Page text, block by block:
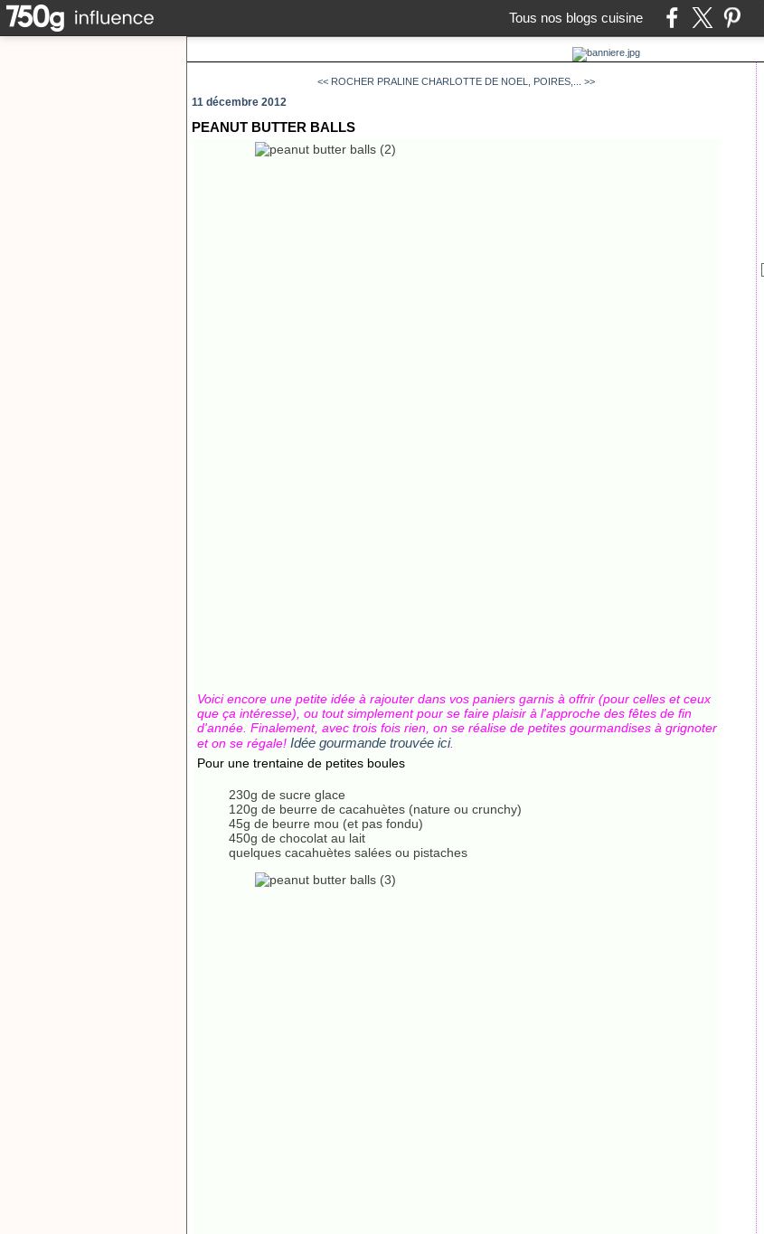
Tous nos blogs cuisine
<< ROCHER PRALINE CHARLOTTE DE NOEL, POIRES,... >>
11 décembre 2012
PEANUT BUTTER BALLS
Voici encore une petite idée à rajouter dans vos paniers garnis à offrir (pour celles et ceux
que ça intéresse), ou tout simplement pour se faire plaisir à l'approche des fêtes de fin
d'année. Finalement, avec trois fois rien, on se réalise de petites gourmandises à grignoter
et on se régale! Idée gourmande trouvée ici.
Pour une trentaine de petites boules
230g de sucre glace
120g de beurre de cacahuètes (nature ou crunchy)
45g de beurre mou (et pas fondu)
450g de chocolat au lait
quelques cacahuètes salées ou pistaches